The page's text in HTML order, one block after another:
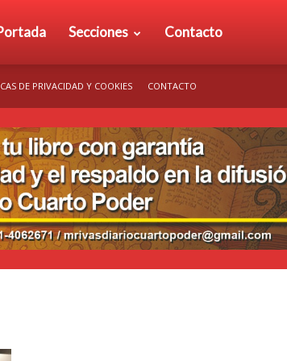
Secciones Contacto
DE PRIVACIDAD Y COOKIES CONTACTO